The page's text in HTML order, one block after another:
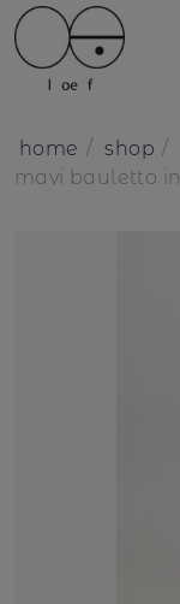
home shop
mavi bauletto